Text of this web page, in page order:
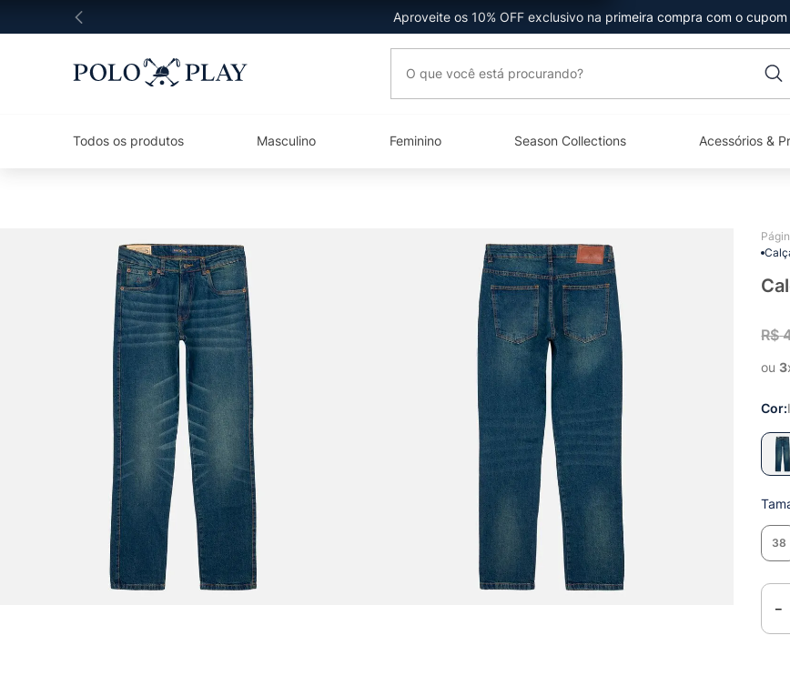
Aproveite os 10% OFF exclusivo na primeira compra com o cupom
Todos os produtos Masculino Feminino Season Collections Acessórios &
R$
ou 3
38
Cor
－